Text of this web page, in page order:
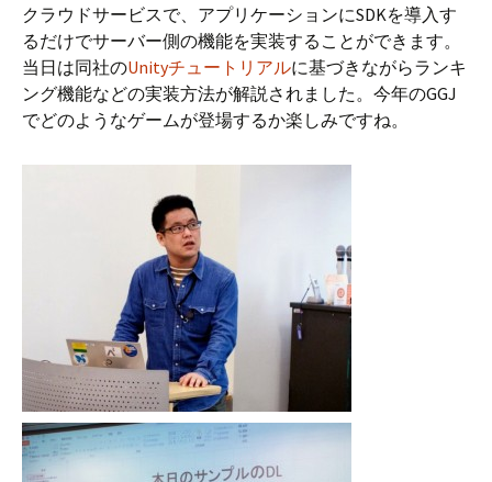
クラウドサービスで、アプリケーションにSDKを導入す
るだけでサーバー側の機能を実装することができます。
当日は同社のUnityチュートリアルに基づきながらランキ
ング機能などの実装方法が解説されました。今年のGGJ
でどのようなゲームが登場するか楽しみですね。